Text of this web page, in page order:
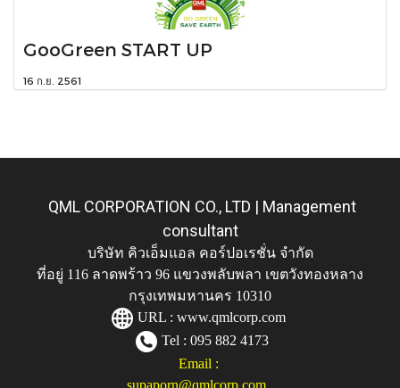
GooGreen START UP
16 ก.ย. 2561
QML CORPORATION CO., LTD | Management
consultant
บริษัท คิวเอ็มแอล คอร์ปอเรชั่น จำกัด
ที่อยู่ 116 ลาดพร้าว 96 แขวงพลับพลา เขตวังทองหลาง
กรุงเทพมหานคร 10310
URL : www.qmlcorp.com
Tel : 095 882 4173
Email :